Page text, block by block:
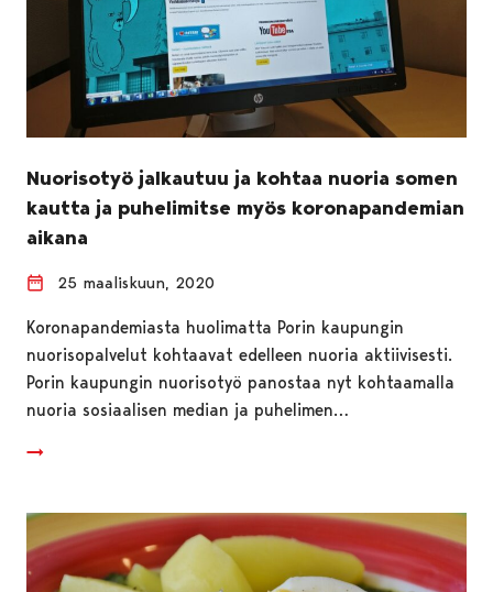
Nuorisotyö jalkautuu ja kohtaa nuoria somen
kautta ja puhelimitse myös koronapandemian
aikana
25 maaliskuun, 2020
Koronapandemiasta huolimatta Porin kaupungin
nuorisopalvelut kohtaavat edelleen nuoria aktiivisesti.
Porin kaupungin nuorisotyö panostaa nyt kohtaamalla
nuoria sosiaalisen median ja puhelimen…